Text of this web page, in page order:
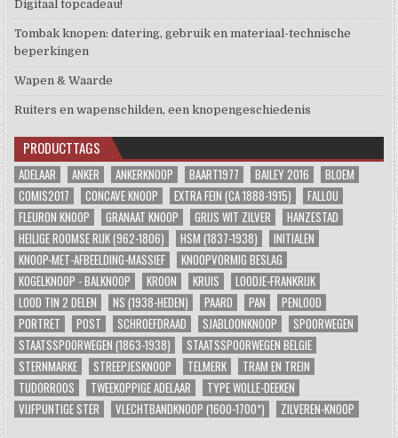
Digitaal topcadeau!
Tombak knopen: datering, gebruik en materiaal-technische
beperkingen
Wapen & Waarde
Ruiters en wapenschilden, een knopengeschiedenis
PRODUCTTAGS
ADELAAR ANKER ANKERKNOOP BAART1977 BAILEY 2016
BLOEM
COMIS2017
CONCAVE KNOOP EXTRA FEIN (CA 1888-1915)
FALLOU
FLEURON KNOOP
GRANAAT KNOOP GRIJS WIT ZILVER
HANZESTAD
HEILIGE ROOMSE RIJK (962-1806)
HSM (1837-1938)
INITIALEN
KNOOP-MET-AFBEELDING-MASSIEF
KNOOPVORMIG BESLAG
KOGELKNOOP - BALKNOOP
KROON KRUIS
LOODJE-FRANKRIJK
LOOD TIN 2 DELEN
NS (1938-HEDEN) PAARD PAN
PENLOOD
PORTRET
POST SCHROEFDRAAD SJABLOONKNOOP
SPOORWEGEN
STAATSSPOORWEGEN (1863-1938)
STAATSSPOORWEGEN BELGIE
STERNMARKE
STREEPJESKNOOP TELMERK
TRAM EN TREIN
TUDORROOS
TWEEKOPPIGE ADELAAR
TYPE WOLLE-DEEKEN
VIJFPUNTIGE STER
VLECHTBANDKNOOP (1600-1700*) ZILVEREN-KNOOP